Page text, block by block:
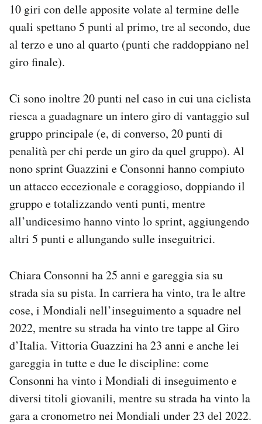
10 giri con delle apposite volate al termine delle
quali spettano 5 punti al primo, tre al secondo, due
al terzo e uno al quarto (punti che raddoppiano nel
giro finale).
Ci sono inoltre 20 punti nel caso in cui una ciclista
riesca a guadagnare un intero giro di vantaggio sul
gruppo principale (e, di converso, 20 punti di
penalità per chi perde un giro da quel gruppo). Al
nono sprint Guazzini e Consonni hanno compiuto
un attacco eccezionale e coraggioso, doppiando il
gruppo e totalizzando venti punti, mentre
all’undicesimo hanno vinto lo sprint, aggiungendo
altri 5 punti e allungando sulle inseguitrici.
Chiara Consonni ha 25 anni e gareggia sia su
strada sia su pista. In carriera ha vinto, tra le altre
cose, i Mondiali nell’inseguimento a squadre nel
2022, mentre su strada ha vinto tre tappe al Giro
d’Italia. Vittoria Guazzini ha 23 anni e anche lei
gareggia in tutte e due le discipline: come
Consonni ha vinto i Mondiali di inseguimento e
diversi titoli giovanili, mentre su strada ha vinto la
gara a cronometro nei Mondiali under 23 del 2022.